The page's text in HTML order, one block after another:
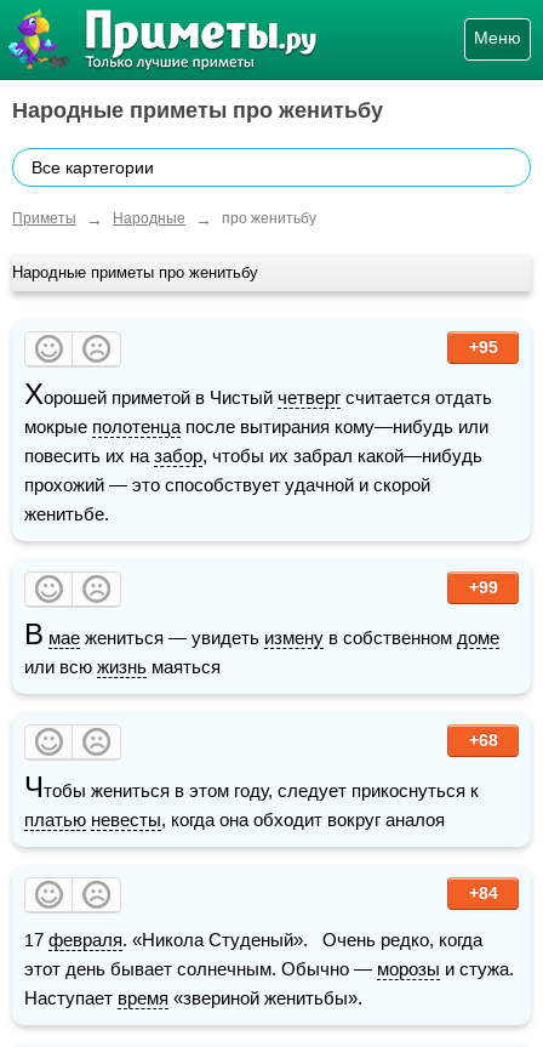
Меню
Народные приметы про женитьбу
Все картегории
Приметы → Народные → про женитьбу
Народные приметы про женитьбу
+95
Хорошей приметой в Чистый четверг считается отдать
мокрые полотенца после вытирания кому—нибудь или
повесить их на забор, чтобы их забрал какой—нибудь
прохожий — это способствует удачной и скорой
женитьбе.
+99
В мае жениться — увидеть измену в собственном доме
или всю жизнь маяться
+68
Ч
платью невесты, когда она обходит вокруг аналоя
+84
17 февраля. «Никола Студеный».   Очень редко, когда
этот день бывает солнечным. Обычно — морозы и стужа.
Наступает время «звериной женитьбы».